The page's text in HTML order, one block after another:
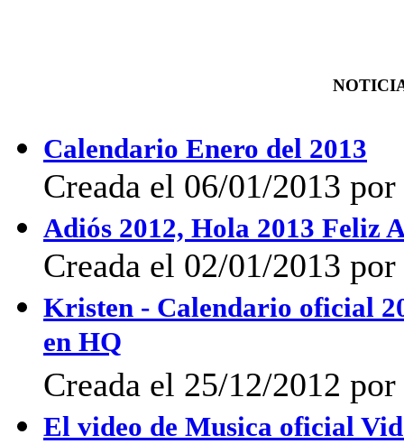
Calendario Enero del 2013
Creada el 06/01/2013
Adiós 2012, Hola 2013 Feliz
Creada el 02/01/2013
Kristen - Calendario oficial
en HQ
Creada el 25/12/2012
El video de Musica oficial